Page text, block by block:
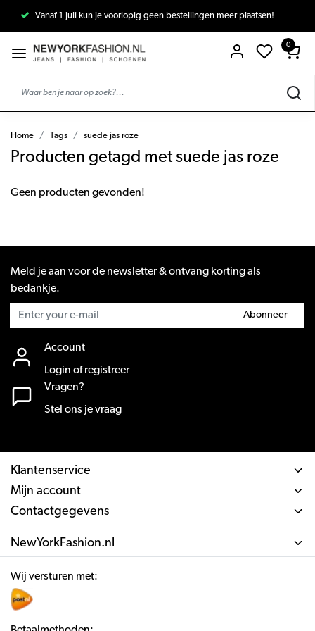
Vanaf 1 juli kun je voorlopig geen bestellingen meer plaatsen!
0
Home Tags suede jas roze
Producten getagd met suede jas roze
Geen producten gevonden!
Meld je aan voor de newsletter & ontvang korting als
bedankje.
Abonneer
Account
Login of registreer
Vragen?
Stel ons je vraag
Klantenservice
Mijn account
Contactgegevens
NewYorkFashion.nl
Wij versturen met: